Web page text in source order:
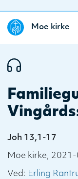
Moe kirke
Joh 13,1-17
Moe kirke,
Ved: Erling